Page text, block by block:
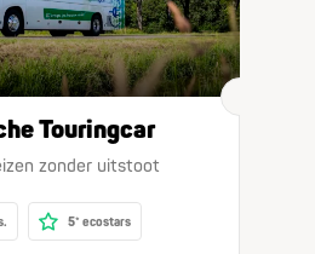
Touringcar
zonder uitstoot
5* ecostars